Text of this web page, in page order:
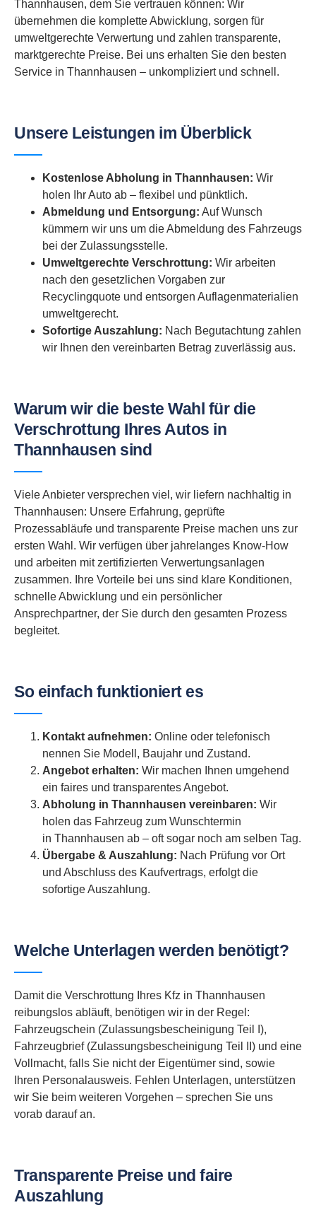
Thannhausen, dem Sie vertrauen können: Wir
übernehmen die komplette Abwicklung, sorgen für
umweltgerechte Verwertung und zahlen transparente,
marktgerechte Preise. Bei uns erhalten Sie den besten
Service in Thannhausen – unkompliziert und schnell.
Unsere Leistungen im Überblick
Kostenlose Abholung in Thannhausen: Wir
holen Ihr Auto ab – flexibel und pünktlich.
Abmeldung und Entsorgung: Auf Wunsch
kümmern wir uns um die Abmeldung des Fahrzeugs
bei der Zulassungsstelle.
Umweltgerechte Verschrottung: Wir arbeiten
nach den gesetzlichen Vorgaben zur
Recyclingquote und entsorgen Auflagenmaterialien
umweltgerecht.
Sofortige Auszahlung: Nach Begutachtung zahlen
wir Ihnen den vereinbarten Betrag zuverlässig aus.
Warum wir die beste Wahl für die
Verschrottung Ihres Autos in
Thannhausen sind
Viele Anbieter versprechen viel, wir liefern nachhaltig in
Thannhausen: Unsere Erfahrung, geprüfte
Prozessabläufe und transparente Preise machen uns zur
ersten Wahl. Wir verfügen über jahrelanges Know-How
und arbeiten mit zertifizierten Verwertungsanlagen
zusammen. Ihre Vorteile bei uns sind klare Konditionen,
schnelle Abwicklung und ein persönlicher
Ansprechpartner, der Sie durch den gesamten Prozess
begleitet.
So einfach funktioniert es
Kontakt aufnehmen: Online oder telefonisch
nennen Sie Modell, Baujahr und Zustand.
Angebot erhalten: Wir machen Ihnen umgehend
ein faires und transparentes Angebot.
Abholung in Thannhausen vereinbaren: Wir
holen das Fahrzeug zum Wunschtermin
in Thannhausen ab – oft sogar noch am selben Tag.
Übergabe & Auszahlung: Nach Prüfung vor Ort
und Abschluss des Kaufvertrags, erfolgt die
sofortige Auszahlung.
Welche Unterlagen werden benötigt?
Damit die Verschrottung Ihres Kfz in Thannhausen
reibungslos abläuft, benötigen wir in der Regel:
Fahrzeugschein (Zulassungsbescheinigung Teil I),
Fahrzeugbrief (Zulassungsbescheinigung Teil II) und eine
Vollmacht, falls Sie nicht der Eigentümer sind, sowie
Ihren Personalausweis. Fehlen Unterlagen, unterstützen
wir Sie beim weiteren Vorgehen – sprechen Sie uns
vorab darauf an.
Transparente Preise und faire
Auszahlung